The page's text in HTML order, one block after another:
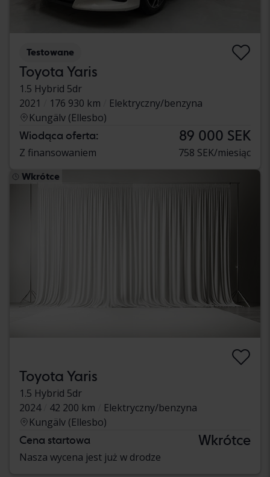
Testowane
Toyota Yaris
1.5 Hybrid 5dr
2021
176 930 km
Elektryczny/benzyna
Kungälv (Ellesbo)
Wiodąca oferta: 89 000 SEK
Z finansowaniem 758 SEK/miesiąc
Wkrótce
Toyota Yaris
1.5 Hybrid 5dr
2024
42 200 km
Elektryczny/benzyna
Kungälv (Ellesbo)
Cena startowa Wkrótce
Nasza wycena jest już w drodze